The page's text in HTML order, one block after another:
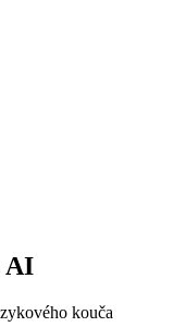
AI
kouča